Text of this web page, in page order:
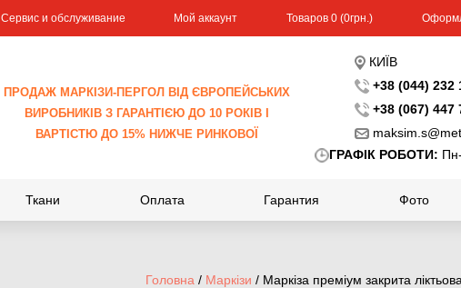
Сервис и обслуживание Мой аккаунт Toвapoв 0 (0гpн.)
ПРОДАЖ МАРКІЗИ-ПЕРГОЛ ВІД ЄВРОПЕЙСЬКИХ
ВИРОБНИКІВ З ГАРАНТІЄЮ ДО 10 РОКІВ І
ВАРТІСТЮ ДО 15% НИЖЧЕ РИНКОВОЇ
КИЇВ
+38 (044) 232
+38 (067) 447
ГРАФІК РОБОТИ:
Ткани Оплата Гарантия Фото
Головна / Маркізи / Маркіза преміум закрита ліктьова